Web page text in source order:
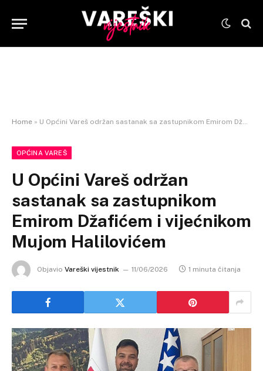
Home » U Općini Vareš održan sastanak sa zastupnikom Emirom Džafićem i vijećnikom Mujom Halilovićem
OPĆINA VAREŠ
U Općini Vareš održan
sastanak sa zastupnikom
Emirom Džafićem i vijećnikom
Mujom Halilovićem
Objavio Vareški vijestnik 11/06/2026 1 minuta čitanja